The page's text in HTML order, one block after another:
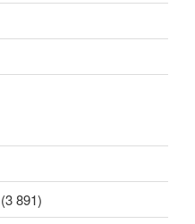
(3 891)